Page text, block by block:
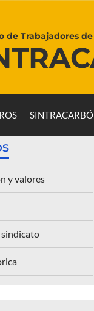
de Trabajadores
y valores